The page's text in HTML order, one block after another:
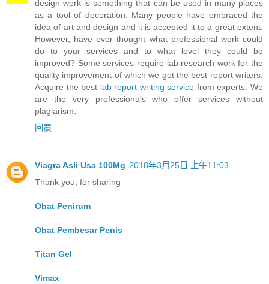
design work is something that can be used in many places
as a tool of decoration. Many people have embraced the
idea of art and design and it is accepted it to a great extent.
However, have ever thought what professional work could
do to your services and to what level they could be
improved? Some services require lab research work for the
quality improvement of which we got the best report writers.
Acquire the best lab report writing service from experts. We
are the very professionals who offer services without
plagiarism.
回覆
Viagra Asli Usa 100Mg 2018年3月25日 上午11:03
Thank you, for sharing
Obat Penirum
Obat Pembesar Penis
Titan Gel
Vimax